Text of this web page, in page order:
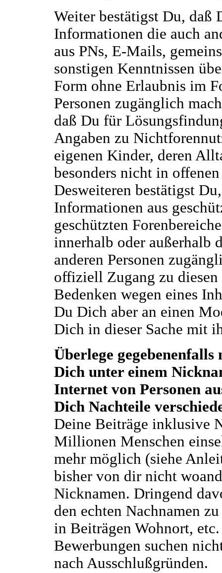
Weiter bestätigst Du, daß
Informationen die auch
aus PNs, E-Mails,
sonstigen Kenntnissen
Form ohne Erlaubnis im
Personen zugänglich
daß Du für
Angaben zu
eigenen Kinder, deren
besonders nicht in
Desweiteren bestätigst
Informationen aus
geschützten
innerhalb oder außerhalb
anderen Personen
offiziell Zugang zu diesen
Bedenken wegen eines
Du Dich aber an einen
Dich in dieser Sache mit
Überlege
Dich unter einem
Internet von Personen
Dich Nachteile
Deine Beiträge inklusive
Millionen Menschen
mehr möglich (siehe
bisher von dir nicht
Nicknamen. Dringend
den echten Nachnamen
in Beiträgen Wohnort,
Bewerbungen suchen
nach Ausschlußgründen.